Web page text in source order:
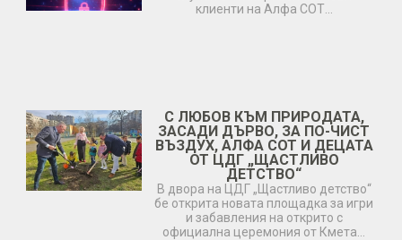
клиенти на Алфа СОТ…
С ЛЮБОВ КЪМ ПРИРОДАТА,
ЗАСАДИ ДЪРВО, ЗА ПО-ЧИСТ
ВЪЗДУХ, АЛФА СОТ И ДЕЦАТА
ОТ ЦДГ „ЩАСТЛИВО
ДЕТСТВО“
В двора на ЦДГ „Щастливо детство“
бе открита новата площадка за игри
и забавления на открито с
официална церемония от Кмета…